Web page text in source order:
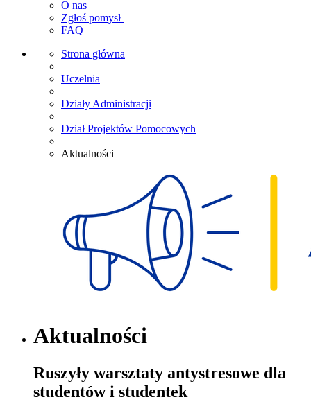
O nas
Zgłoś pomysł
FAQ
Strona główna
Uczelnia
Działy Administracji
Dział Projektów Pomocowych
Aktualności
Aktualności
Ruszyły warsztaty antystresowe dla
studentów i studentek